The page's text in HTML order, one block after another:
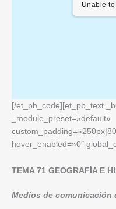
Unable
[/et_pb_code][et_pb_text
_module_preset=»default»
hover_enabled=»0″
TEMA 71 GEOGRAFÍA E
Medios de comunicación